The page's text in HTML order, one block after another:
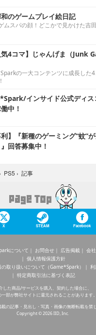
のゲームプレイ絵日記
ムスパの顔！どこかで見かけた吉
気4コマ】じゃんげま（Junk
の一大コンテンツに成長した
インサイド公式ディス
中！
利】『新種のゲーミング“蚊”
回答募集中！
› PS5 › 記事
X STEAM Facebook
について お問合せ 広告掲載
会
個人情報保護方針
取り扱いについて（Game*Spark）
特定商取引法に基づく表記
した商品/サービスを購入、契約した場合に、
一部が弊社サイトに還元されることがあります。
の記事・見出し・写真・画像の無断転載を禁じ
Copyright © 2026 IID, Inc.